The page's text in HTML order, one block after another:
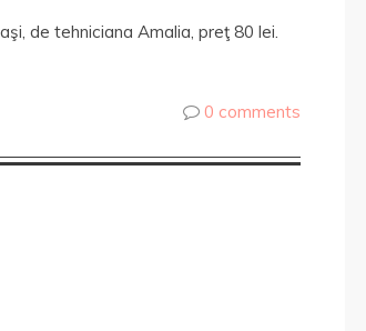
de tehniciana Amalia, preţ 80 lei.
0 comments